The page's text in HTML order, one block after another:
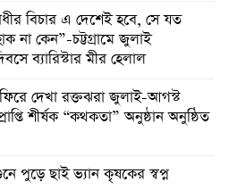
ভেতরে তহশিলদার
বিচার এ দেশেই হবে, সে যত
না কেন”-চট্টগ্রামে জুলাই
ব্যারিস্টার মীর হেলাল
দেখা রক্তঝরা জুলাই-আগস্ট
শীর্ষক “কথকতা” অনুষ্ঠান অনুষ্ঠিত
পুড়ে ছাই ভ্যান কৃষকের স্বপ্ন